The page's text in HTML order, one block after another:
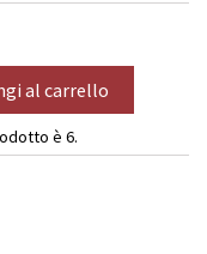
al carrello
è 6.